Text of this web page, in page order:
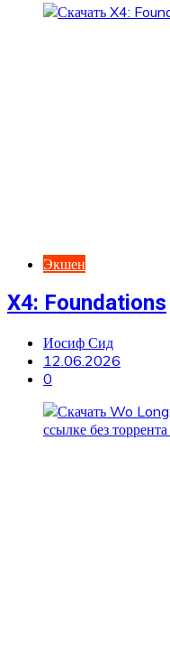
Экшен
X4: Foundations
Иосиф Сид
12.06.2026
0